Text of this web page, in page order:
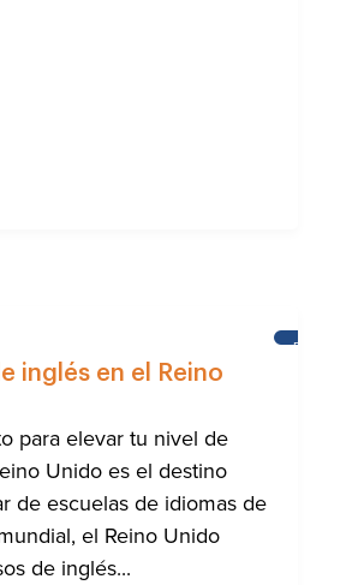
inglés en el Reino
para elevar tu nivel de
Unido es el destino
de escuelas de idiomas de
el Reino Unido
de inglés...